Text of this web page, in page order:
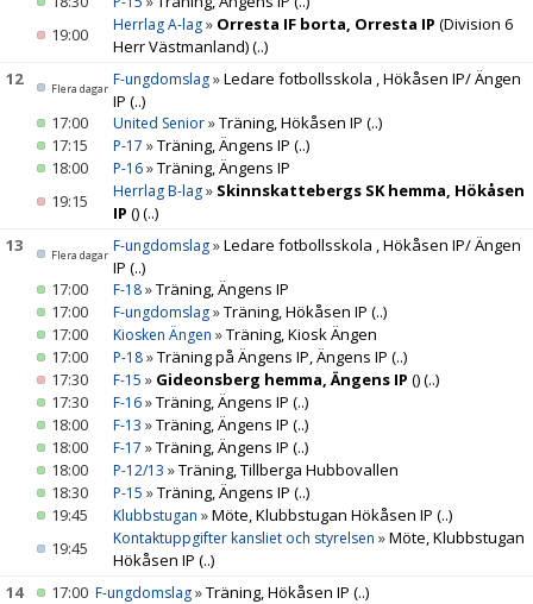
19:00
Herrlag A-lag» Orresta IF borta, Orresta IP (Division 6
Herr Västmanland)(..)
12
Flera dagar F-ungdomslag»Ledare fotbollsskola , Hökåsen IP/ Ängen
IP (..)
17:00
United Senior»Träning, Hökåsen IP (..)
17:15
P-17 »Träning, Ängens IP (..)
18:00
P-16»Träning, Ängens IP
19:15
Herrlag B-lag» Skinnskattebergs SK hemma, Hökåsen
IP ()(..)
13
Flera dagar F-ungdomslag»Ledare fotbollsskola , Hökåsen IP/ Ängen
IP (..)
17:00
F-18»Träning, Ängens IP
17:00
F-ungdomslag»Träning, Hökåsen IP (..)
17:00
Kiosken Ängen »Träning, Kiosk Ängen
17:00
P-18»Träning på Ängens IP, Ängens IP (..)
17:30
F-15 » Gideonsberg hemma, Ängens IP ()(..)
17:30
F-16»Träning, Ängens IP (..)
18:00
F-13 »Träning, Ängens IP (..)
18:00
F-17 »Träning, Ängens IP (..)
18:00
P-12/13 »Träning, Tillberga Hubbovallen
18:30
P-15 »Träning, Ängens IP (..)
19:45
Klubbstugan »Möte, Klubbstugan Hökåsen IP (..)
19:45
Kontaktuppgifter kansliet och styrelsen »Möte, Klubbstugan
Hökåsen IP (..)
14
17:00 F-ungdomslag»Träning, Hökåsen IP (..)